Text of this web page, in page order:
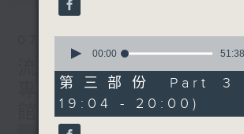
07/08/2026
流動圖書館使用人數
專員主動調查康文署
館服務
seconds
51
minutes,
38
seconds
00:00 51:38
第三部份 Part 3
19:04 - 20:00)